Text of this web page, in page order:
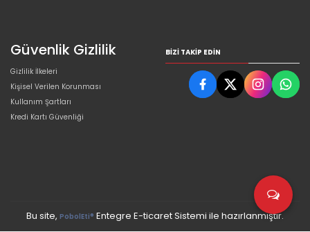
Güvenlik Gizlilik
Gizlilik İlkeleri
Kişisel Verilen Korunması
Kullanım Şartları
Kredi Kartı Güvenliği
BIZI TAKIP EDIN
Bu site, PobolEti® Entegre E-ticaret Sistemi ile hazırlanmıştır.